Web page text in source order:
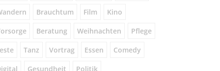
Brauchtum Film Kino
Beratung Weihnachten Pflege
Tanz Vortrag Essen Comedy
Gesundheit Politik